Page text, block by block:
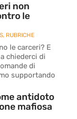
non
le
, RUBRICHE
le carceri? E
chiederci di
di
supportando
antidoto
mafiosa